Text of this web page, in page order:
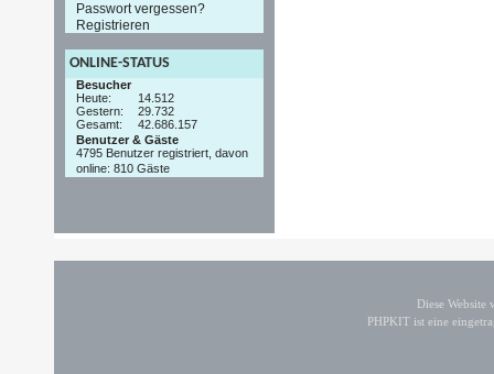
Passwort vergessen?
Registrieren
ONLINE-STATUS
Besucher
Heute:
14.512
Gestern:
29.732
Gesamt:
42.686.157
Benutzer & Gäste
4795 Benutzer registriert, davon
online: 810 Gäste
Diese
PHPKIT ist eine